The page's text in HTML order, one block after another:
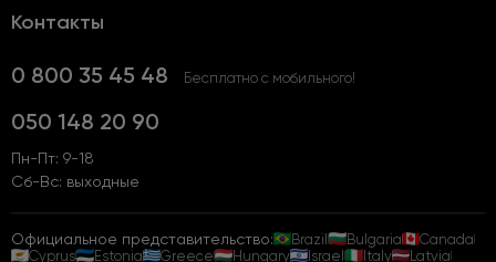
Контакты
0 800 35 45 48 Бесплатно с мобильного!
050 148 20 90
Пн-Пт: 9-18
Сб-Вс: выходные
Официальное представительство: Brazil Bulgaria
Canada
Cyprus
Estonia Greece Hungary Israel Italy Latvia